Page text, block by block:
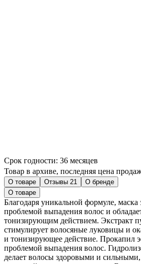
Срок годности: 36 месяцев
Товар в архиве, последняя цена
О товаре Отзывы 21
О бренде
О товаре
Благодаря уникальной формуле, маска
проблемой выпадения волос и
тонизирующим действием. Экстракт
стимулирует волосяные луковицы и
и тонизирующее действие. Прокапил
проблемой выпадения волос.
делает волосы здоровыми и